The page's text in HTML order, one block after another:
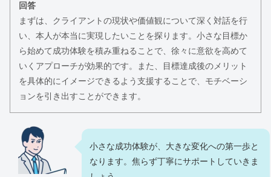
回答
まずは、クライアントの現状や価値観について深く対話を行
い、本人が本当に実現したいことを探ります。小さな目標か
ら始めて成功体験を積み重ねることで、徐々に意欲を高めて
いくアプローチが効果的です。また、目標達成後のメリット
を具体的にイメージできるよう支援することで、モチベーシ
ョンを引き出すことができます。
小さな成功体験が、大きな変化への第一歩と
なります。焦らず丁寧にサポートしていきま